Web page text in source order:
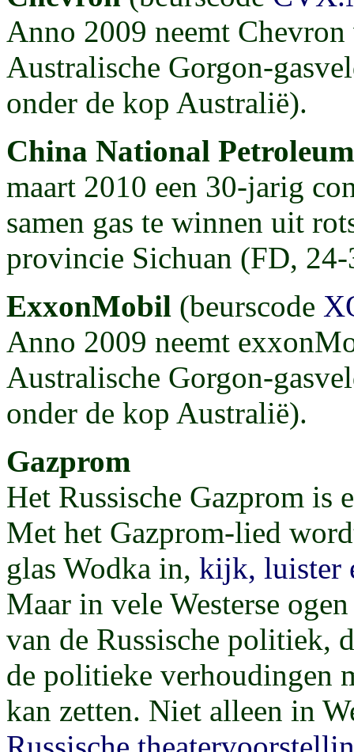
Anno 2009 neemt
Australische Gorgon-
onder de kop Australië).
China National
maart 2010 een 30-jarig
samen gas te winnen uit
provincie Sichuan (FD,
ExxonMobil (beurscode
Anno 2009 neemt
Australische Gorgon-
onder de kop Australië).
Gazprom
Het Russische Gazprom is
Met het Gazprom-lied
glas Wodka in, kijk, luister
Maar in vele Westerse
van de Russische politiek,
de politieke verhoudingen
kan zetten. Niet alleen in